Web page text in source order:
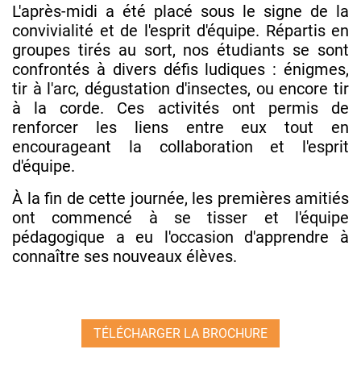
L'après-midi a été placé sous le signe de la
convivialité et de l'esprit d'équipe. Répartis en
groupes tirés au sort, nos étudiants se sont
confrontés à divers défis ludiques : énigmes,
tir à l'arc, dégustation d'insectes, ou encore tir
à la corde. Ces activités ont permis de
renforcer les liens entre eux tout en
encourageant la collaboration et l'esprit
d'équipe.
À la fin de cette journée, les premières amitiés
ont commencé à se tisser et l'équipe
pédagogique a eu l'occasion d'apprendre à
connaître ses nouveaux élèves.
TÉLÉCHARGER LA BROCHURE